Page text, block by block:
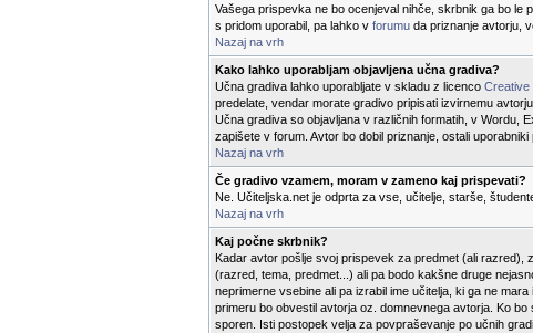
Vašega prispevka ne bo ocenjeval nihče, skrbnik ga bo le
s pridom uporabil, pa lahko v forumu da priznanje avtorju,
Nazaj na vrh
Kako lahko uporabljam objavljena učna gradiva?
Učna gradiva lahko uporabljate v skladu z licenco Creative
predelate, vendar morate gradivo pripisati izvirnemu
Učna gradiva so objavljana v različnih formatih, v Wordu,
zapišete v forum. Avtor bo dobil priznanje, ostali
Nazaj na vrh
Če gradivo vzamem, moram v zameno kaj prispevati?
Ne. Učiteljska.net je odprta za vse, učitelje, starše,
Nazaj na vrh
Kaj počne skrbnik?
Kadar avtor pošlje svoj prispevek za predmet (ali razred),
(razred, tema, predmet...) ali pa bodo kakšne druge
neprimerne vsebine ali pa izrabil ime učitelja, ki ga ne
primeru bo obvestil avtorja oz. domnevnega avtorja. Ko
sporen. Isti postopek velja za povpraševanje po učnih